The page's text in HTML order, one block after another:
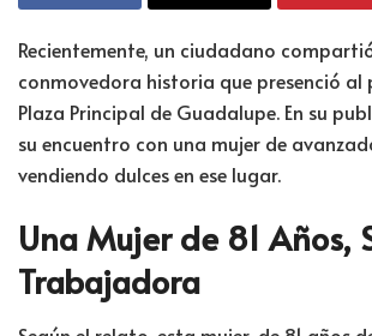
Recientemente, un ciudadano
conmovedora historia que presenció al
Plaza Principal de Guadalupe. En su
su encuentro con una mujer de
vendiendo dulces en ese lugar.
Una Mujer de 81 Años,
Trabajadora